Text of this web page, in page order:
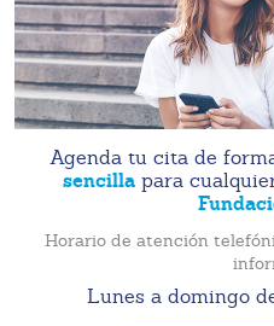
Agenda tu cita de
sencilla para
Horario de atención
Lunes a domingo